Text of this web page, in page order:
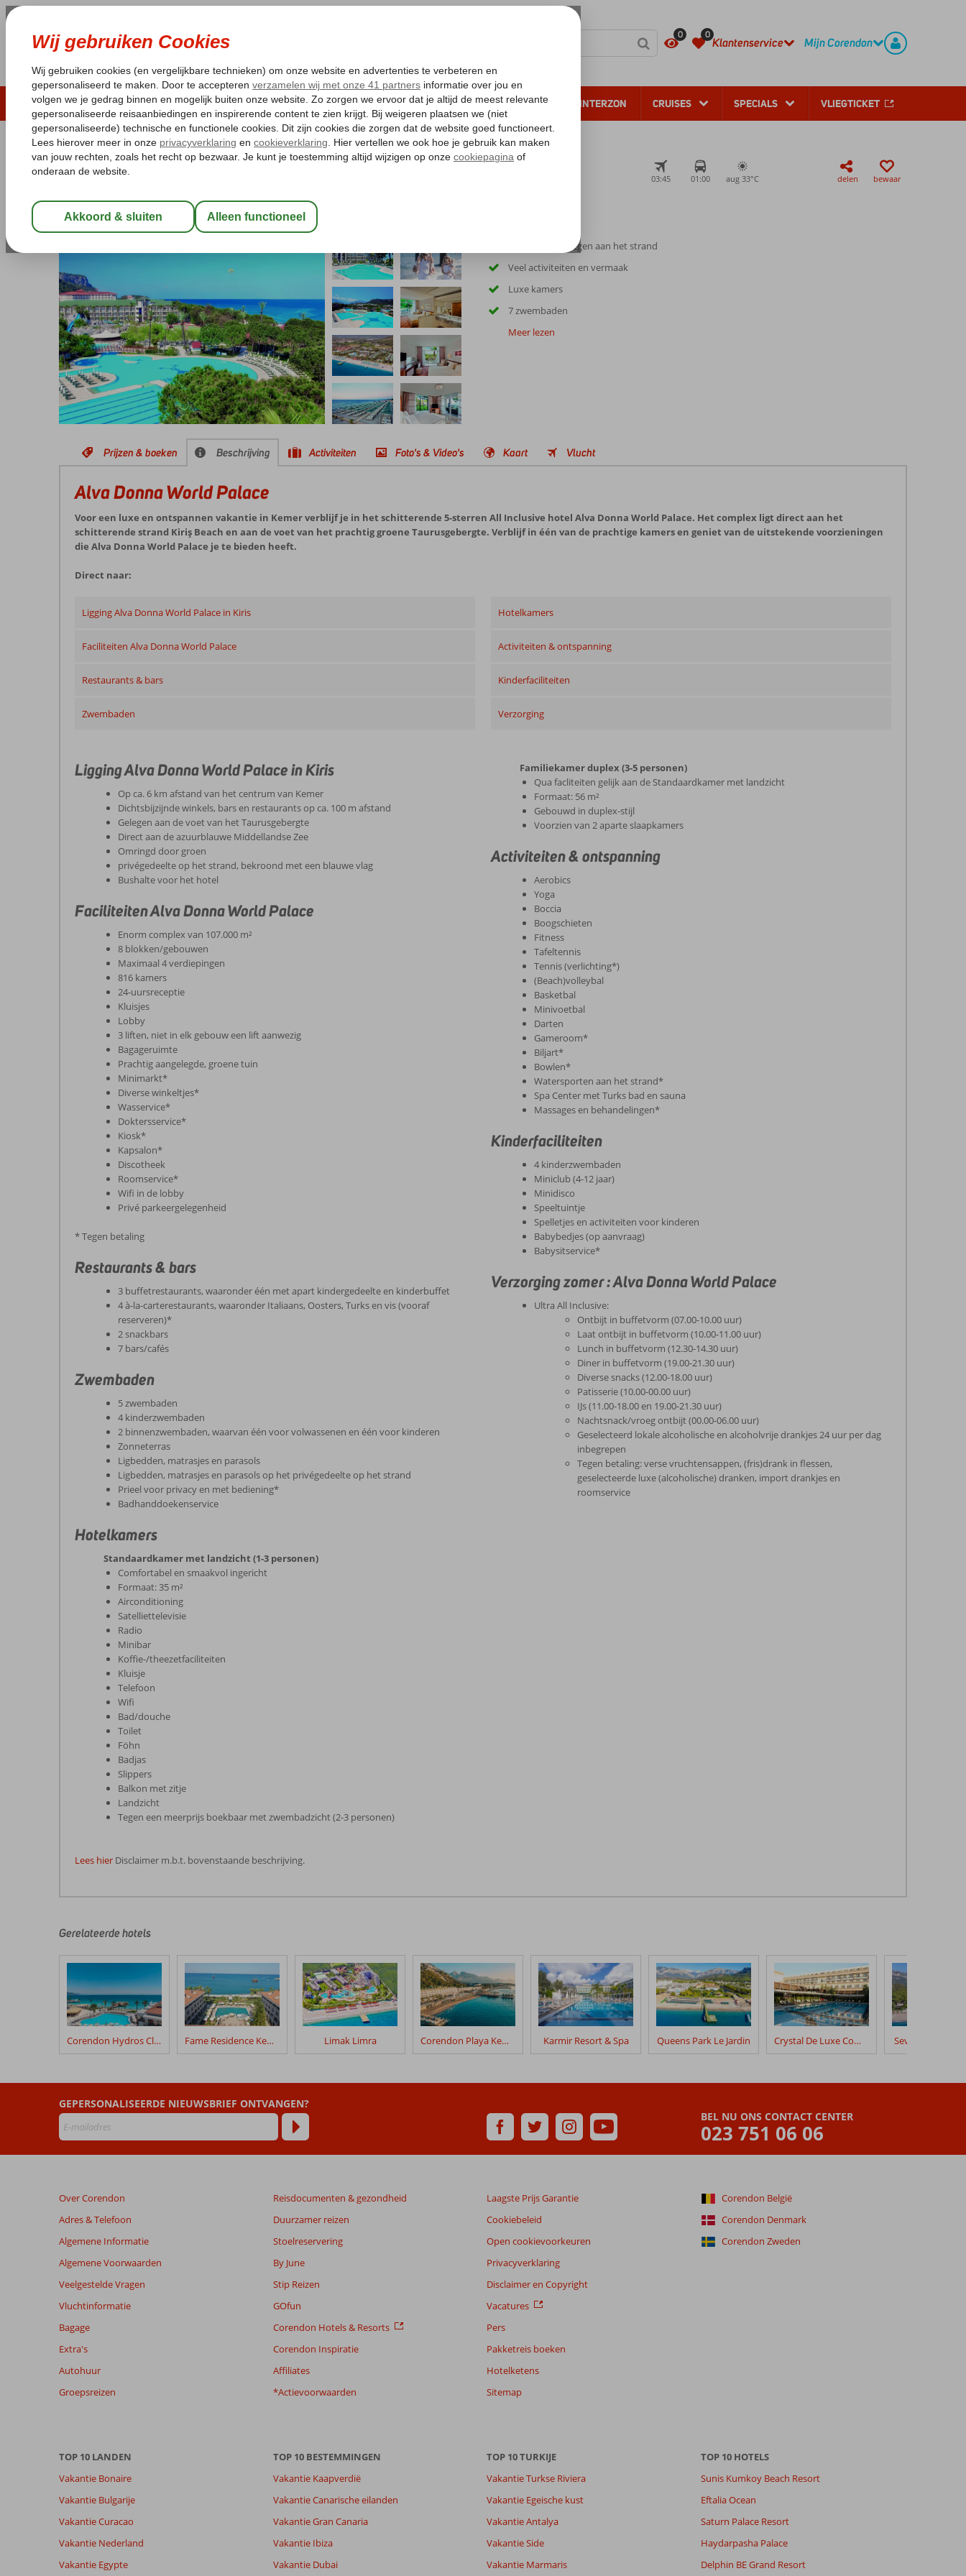
0 0
Klantenservice Mijn Corendon
LAST MINUTE ZOMER 2026 ZONVAKANTIE VERRE REIZEN ALL INCLUSIVE WINTERZON CRUISES SPECIALS VLIEGTICKET
Pakketgarantie Laagsteprijsgarantie* Gratis annuleren*
Home
Turkije Turkse Riviera
Alva Donna World Palace
Ultra All Inclusive-Hotel
03:45 01:00 aug 33°C delen bewaar
Schitterend gelegen aan het strand
Veel activiteiten en vermaak
Luxe kamers
7 zwembaden
Meer lezen
Prijzen & boeken Beschrijving Activiteiten Foto's & Video's Kaart Vlucht
Alva Donna World Palace
Voor een luxe en ontspannen vakantie in Kemer verblijf je in het schitterende 5-sterren All Inclusive hotel Alva Donna World Palace. Het complex ligt direct aan het
schitterende strand Kiriş Beach en aan de voet van het prachtig groene Taurusgebergte. Verblijf in één van de prachtige kamers en geniet van de uitstekende voorzieningen
die Alva Donna World Palace je te bieden heeft.
Direct naar:
Ligging Alva Donna World Palace in Kiris
Faciliteiten Alva Donna World Palace
Restaurants & bars
Zwembaden
Hotelkamers
Activiteiten & ontspanning
Kinderfaciliteiten
Verzorging
Ligging Alva Donna World Palace in Kiris
Op ca. 6 km afstand van het centrum van Kemer
Dichtsbijzijnde winkels, bars en restaurants op ca. 100 m afstand
Gelegen aan de voet van het Taurusgebergte
Direct aan de azuurblauwe Middellandse Zee
Omringd door groen
privégedeelte op het strand, bekroond met een blauwe vlag
Bushalte voor het hotel
Faciliteiten Alva Donna World Palace
Enorm complex van 107.000 m²
8 blokken/gebouwen
Maximaal 4 verdiepingen
816 kamers
24-uursreceptie
Kluisjes
Lobby
3 liften, niet in elk gebouw een lift aanwezig
Bagageruimte
Prachtig aangelegde, groene tuin
Minimarkt*
Diverse winkeltjes*
Wasservice*
Doktersservice*
Kiosk*
Kapsalon*
Discotheek
Roomservice*
Wifi in de lobby
Privé parkeergelegenheid
* Tegen betaling
Restaurants & bars
3 buffetrestaurants, waaronder één met apart kindergedeelte en kinderbuffet
4 à-la-carterestaurants, waaronder Italiaans, Oosters, Turks en vis (vooraf
reserveren)*
2 snackbars
7 bars/cafés
Zwembaden
5 zwembaden
4 kinderzwembaden
2 binnenzwembaden, waarvan één voor volwassenen en één voor kinderen
Zonneterras
Ligbedden, matrasjes en parasols
Ligbedden, matrasjes en parasols op het privégedeelte op het strand
Prieel voor privacy en met bediening*
Badhanddoekenservice
Hotelkamers
Standaardkamer met landzicht (1-3 personen)
Comfortabel en smaakvol ingericht
Formaat: 35 m²
Airconditioning
Satelliettelevisie
Radio
Minibar
Koffie-/theezetfaciliteiten
Kluisje
Telefoon
Wifi
Bad/douche
Toilet
Föhn
Badjas
Slippers
Balkon met zitje
Landzicht
Tegen een meerprijs boekbaar met zwembadzicht (2-3 personen)
Familiekamer duplex (3-5 personen)
Qua facliteiten gelijk aan de Standaardkamer met landzicht
Formaat: 56 m²
Gebouwd in duplex-stijl
Voorzien van 2 aparte slaapkamers
Activiteiten & ontspanning
Aerobics
Yoga
Boccia
Boogschieten
Fitness
Tafeltennis
Tennis (verlichting*)
(Beach)volleybal
Basketbal
Minivoetbal
Darten
Gameroom*
Biljart*
Bowlen*
Watersporten aan het strand*
Spa Center met Turks bad en sauna
Massages en behandelingen*
Kinderfaciliteiten
4 kinderzwembaden
Miniclub (4-12 jaar)
Minidisco
Speeltuintje
Spelletjes en activiteiten voor kinderen
Babybedjes (op aanvraag)
Babysitservice*
Verzorging zomer : Alva Donna World Palace
Ultra All Inclusive:
Ontbijt in buffetvorm (07.00-10.00 uur)
Laat ontbijt in buffetvorm (10.00-11.00 uur)
Lunch in buffetvorm (12.30-14.30 uur)
Diner in buffetvorm (19.00-21.30 uur)
Diverse snacks (12.00-18.00 uur)
Patisserie (10.00-00.00 uur)
IJs (11.00-18.00 en 19.00-21.30 uur)
Nachtsnack/vroeg ontbijt (00.00-06.00 uur)
Geselecteerd lokale alcoholische en alcoholvrije drankjes 24 uur per dag
inbegrepen
Tegen betaling: verse vruchtensappen, (fris)drank in flessen,
geselecteerde luxe (alcoholische) dranken, import drankjes en
roomservice
Lees hier Disclaimer m.b.t. bovenstaande beschrijving.
door
klanten
na
hun
verblijf
Alva
Beoordelingen
die
ouder
48
maanden
worden
niet
weergegeven
om
relevantie
garanderen.
onze
beoordelingen.
Gerelateerde hotels
Corendon Hydros Club Kemer Fame Residence Kemer & Spa Limak Limra Corendon Playa Kemer Karmir Resort & Spa Queens Park Le Jardin Crystal De Luxe Comfort Collection Seven Seas
BEL NU ONS CONTACT CENTER
023 751 06 06
GEPERSONALISEERDE NIEUWSBRIEF ONTVANGEN?
Over Corendon
Adres & Telefoon
Algemene Informatie
Algemene Voorwaarden
Veelgestelde Vragen
Vluchtinformatie
Bagage
Extra's
Autohuur
Groepsreizen
Reisdocumenten & gezondheid
Duurzamer reizen
Stoelreservering
By June
Stip Reizen
GOfun
Corendon Hotels & Resorts
Corendon Inspiratie
Affiliates
*Actievoorwaarden
Laagste Prijs Garantie
Cookiebeleid
Open cookievoorkeuren
Privacyverklaring
Disclaimer en Copyright
Vacatures
Pers
Pakketreis boeken
Hotelketens
Sitemap
Corendon België
Corendon Denmark
Corendon Zweden
TOP 10 LANDEN
Vakantie Bonaire
Vakantie Bulgarije
Vakantie Curacao
Vakantie Nederland
Vakantie Egypte
TOP 10 BESTEMMINGEN
Vakantie Kaapverdië
Vakantie Canarische eilanden
Vakantie Gran Canaria
Vakantie Ibiza
Vakantie Dubai
TOP 10 TURKIJE
Vakantie Turkse Riviera
Vakantie Egeische kust
Vakantie Antalya
Vakantie Side
Vakantie Marmaris
TOP 10 HOTELS
Sunis Kumkoy Beach Resort
Eftalia Ocean
Saturn Palace Resort
Haydarpasha Palace
Delphin BE Grand Resort